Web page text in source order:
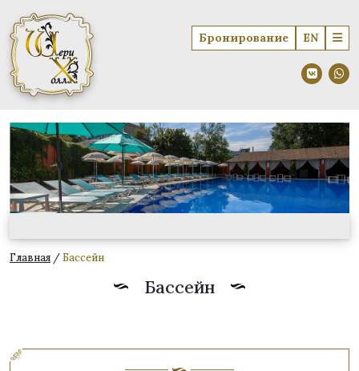
Бронирование EN
Главная /Бассейн
Бассейн